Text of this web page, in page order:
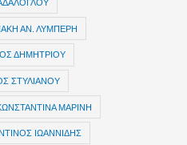
ΑΝ. ΛΥΜΠΕΡΗ
ΔΗΜΗΤΡΙΟΥ
ΣΤΥΛΙΑΝΟΥ
ΜΑΡΙΝΗ
ΙΩΑΝΝΙΔΗΣ